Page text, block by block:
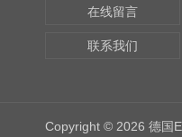
在线留言
联系我们
Copyright © 2026 德国